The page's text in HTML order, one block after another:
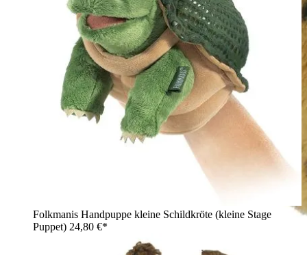
Folkmanis Handpuppe kleine Schildkröte (kleine Stage
Puppet) 24,80 €*